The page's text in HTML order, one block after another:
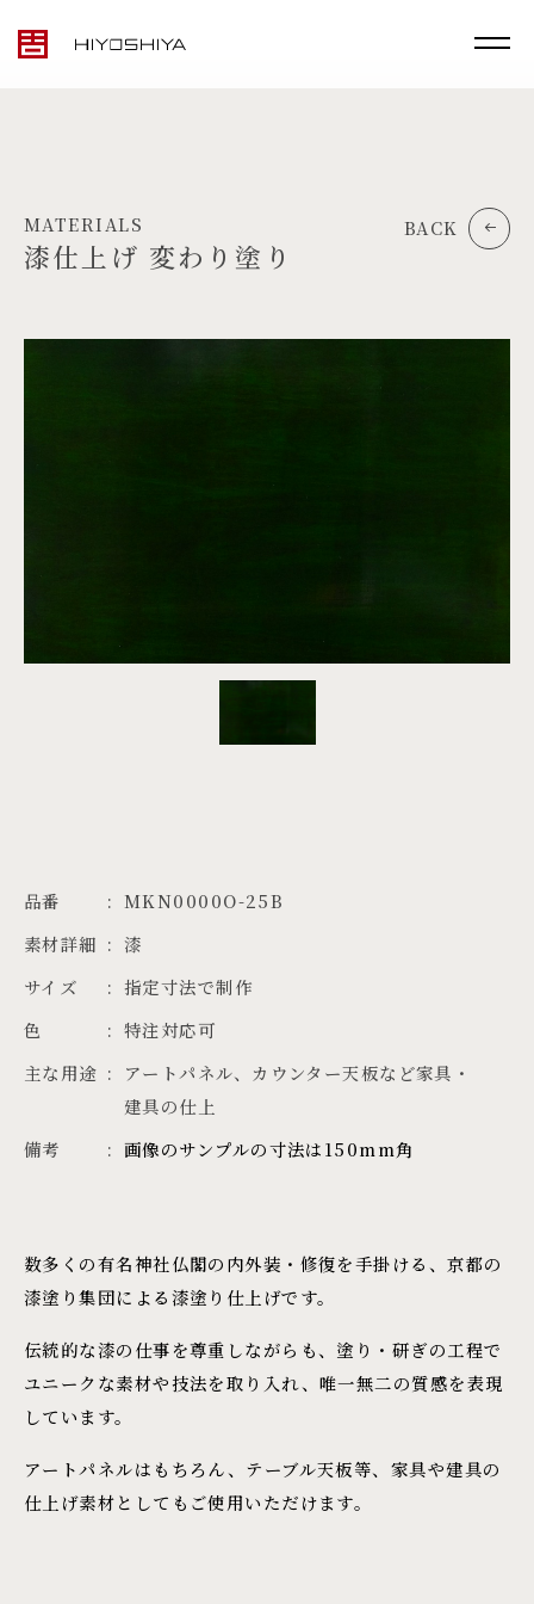
MATERIALS
漆仕上げ 変わり塗り
BACK
品番
MKN0000O-25B
素材詳細
漆
サイズ
指定寸法で制作
色
特注対応可
主な用途
アートパネル、カウンター天板など家具・
建具の仕上
備考
画像のサンプルの寸法は150mm角
数多くの有名神社仏閣の内外装・修復を手掛ける、京都の
漆塗り集団による漆塗り仕上げです。
伝統的な漆の仕事を尊重しながらも、塗り・研ぎの工程で
ユニークな素材や技法を取り入れ、唯一無二の質感を表現
しています。
アートパネルはもちろん、テーブル天板等、家具や建具の
仕上げ素材としてもご使用いただけます。